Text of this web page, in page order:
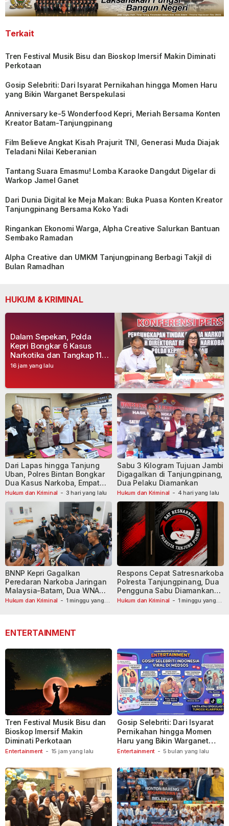
Terkait
Tren Festival Musik Bisu dan Bioskop Imersif Makin Diminati
Perkotaan
Gosip Selebriti: Dari Isyarat Pernikahan hingga Momen Haru
yang Bikin Warganet Berspekulasi
Anniversary ke-5 Wonderfood Kepri, Meriah Bersama Konten
Kreator Batam-Tanjungpinang
Film Believe Angkat Kisah Prajurit TNI, Generasi Muda Diajak
Teladani Nilai Keberanian
Tantang Suara Emasmu! Lomba Karaoke Dangdut Digelar di
Warkop Jamel Ganet
Dari Dunia Digital ke Meja Makan: Buka Puasa Konten Kreator
Tanjungpinang Bersama Koko Yadi
Ringankan Ekonomi Warga, Alpha Creative Salurkan Bantuan
Sembako Ramadan
Alpha Creative dan UMKM Tanjungpinang Berbagi Takjil di
Bulan Ramadhan
HUKUM & KRIMINAL
16 jam yang lalu
Dalam Sepekan, Polda
Kepri Bongkar 6 Kasus
Narkotika dan Tangkap 11
Tersangka
Hukum dan Kriminal - 3 hari yang lalu
Dari Lapas hingga Tanjung
Uban, Polres Bintan Bongkar
Dua Kasus Narkoba, Empat
Tersangka Dibekuk
Hukum dan Kriminal - 4 hari yang lalu
Sabu 3 Kilogram Tujuan Jambi
Digagalkan di Tanjungpinang,
Dua Pelaku Diamankan
Hukum dan Kriminal - 1 minggu yang
BNNP Kepri Gagalkan
Peredaran Narkoba Jaringan
Malaysia-Batam, Dua WNA
Masih Diburu
Hukum dan Kriminal - 1 minggu yang
Respons Cepat Satresnarkoba
Polresta Tanjungpinang, Dua
Pengguna Sabu Diamankan
Usai Dilaporkan ke Call Center
ENTERTAINMENT
Entertainment - 15 jam yang lalu
Tren Festival Musik Bisu dan
Bioskop Imersif Makin
Diminati Perkotaan
Entertainment - 5 bulan yang lalu
Gosip Selebriti: Dari Isyarat
Pernikahan hingga Momen
Haru yang Bikin Warganet
Berspekulasi